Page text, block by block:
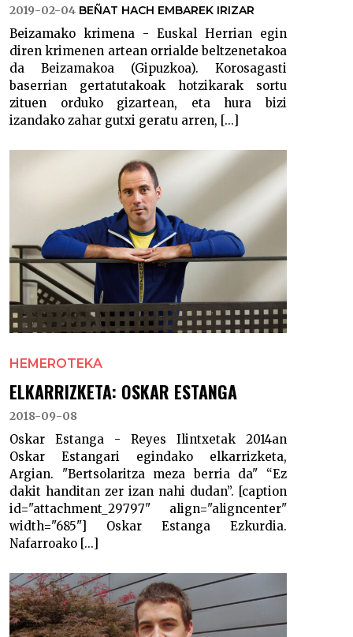
2019-02-04 BEÑAT HACH EMBAREK IRIZAR
Beizamako krimena - Euskal Herrian egin
diren krimenen artean orrialde beltzenetakoa
da Beizamakoa (Gipuzkoa). Korosagasti
baserrian gertatutakoak hotzikarak sortu
zituen orduko gizartean, eta hura bizi
izandako zahar gutxi geratu arren, [...]
HEMEROTEKA
ELKARRIZKETA: OSKAR ESTANGA
2018-09-08
Oskar Estanga - Reyes Ilintxetak 2014an
Oskar Estangari egindako elkarrizketa,
Argian. "Bertsolaritza meza berria da" “Ez
dakit handitan zer izan nahi dudan”. [caption
id="attachment_29797" align="aligncenter"
width="685"] Oskar Estanga Ezkurdia.
Nafarroako [...]